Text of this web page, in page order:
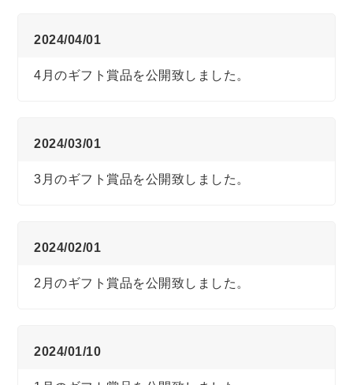
2024/04/01
4月のギフト賞品を公開致しました。
2024/03/01
3月のギフト賞品を公開致しました。
2024/02/01
2月のギフト賞品を公開致しました。
2024/01/10